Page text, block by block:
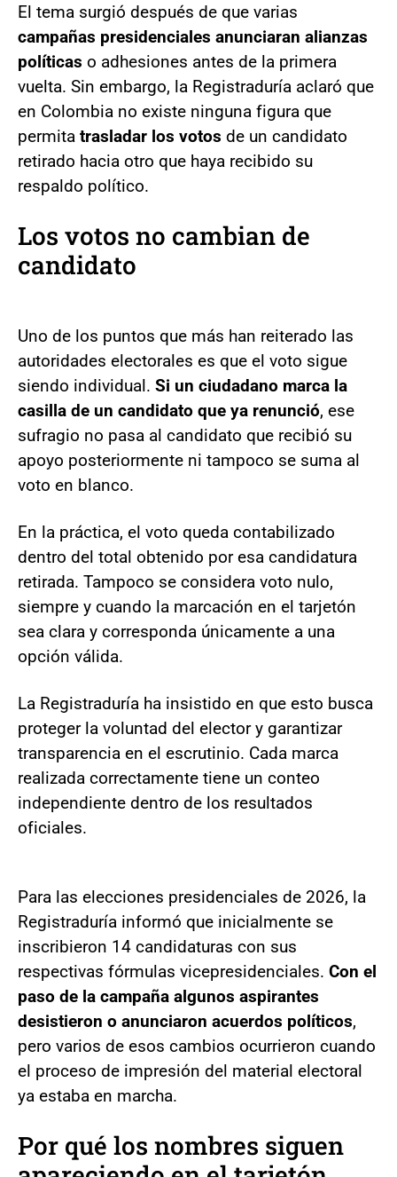
El tema surgió después de que varias
campañas presidenciales anunciaran alianzas
políticas o adhesiones antes de la primera
vuelta. Sin embargo, la Registraduría aclaró que
en Colombia no existe ninguna figura que
permita trasladar los votos de un candidato
retirado hacia otro que haya recibido su
respaldo político.
Los votos no cambian de
candidato
Uno de los puntos que más han reiterado las
autoridades electorales es que el voto sigue
siendo individual. Si un ciudadano marca la
casilla de un candidato que ya renunció, ese
sufragio no pasa al candidato que recibió su
apoyo posteriormente ni tampoco se suma al
voto en blanco.
En la práctica, el voto queda contabilizado
dentro del total obtenido por esa candidatura
retirada. Tampoco se considera voto nulo,
siempre y cuando la marcación en el tarjetón
sea clara y corresponda únicamente a una
opción válida.
La Registraduría ha insistido en que esto busca
proteger la voluntad del elector y garantizar
transparencia en el escrutinio. Cada marca
realizada correctamente tiene un conteo
independiente dentro de los resultados
oficiales.
Para las elecciones presidenciales de 2026, la
Registraduría informó que inicialmente se
inscribieron 14 candidaturas con sus
respectivas fórmulas vicepresidenciales. Con el
paso de la campaña algunos aspirantes
desistieron o anunciaron acuerdos políticos,
pero varios de esos cambios ocurrieron cuando
el proceso de impresión del material electoral
ya estaba en marcha.
Por qué los nombres siguen